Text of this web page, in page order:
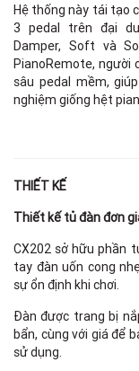
Hệ thống này tái tạo
3 pedal trên đại
Damper, Soft và
PianoRemote, người
sâu pedal mềm,
nghiệm giống hệt
THIẾT KẾ
Thiết kế tủ đàn đơn
CX202 sở hữu phần
tay đàn uốn cong
sự ổn định khi chơi.
Đàn được trang bị
bẩn, cùng với giá để
sử dụng.